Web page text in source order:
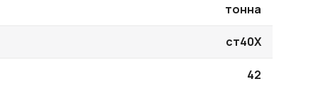
тонна
ст40Х
42